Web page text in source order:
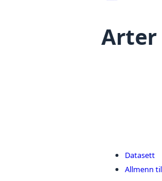
Arter
Datasett
Allmenn